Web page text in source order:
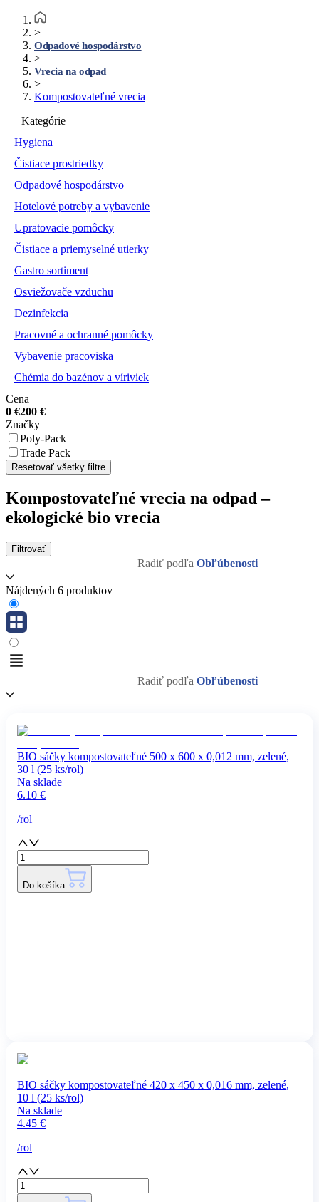
>
Odpadové hospodárstvo
>
Vrecia na odpad
>
Kompostovateľné vrecia
Kategórie
Hygiena
Čistiace prostriedky
Odpadové hospodárstvo
Hotelové potreby a vybavenie
Upratovacie pomôcky
Čistiace a priemyselné utierky
Gastro sortiment
Osviežovače vzduchu
Dezinfekcia
Pracovné a ochranné pomôcky
Vybavenie pracoviska
Chémia do bazénov a víriviek
Cena
0 €200 €
Značky
Poly-Pack
Trade Pack
Resetovať všetky filtre
Kompostovateľné vrecia na odpad –
ekologické bio vrecia
Filtrovať
Radiť podľa Obľúbenosti
Nájdených 6 produktov
Radiť podľa Obľúbenosti
BIO sáčky kompostovateľné 500 x 600 x 0,012 mm, zelené,
30 l (25 ks/rol)
Na sklade
6.10 €
/rol
Do košíka
BIO sáčky kompostovateľné 420 x 450 x 0,016 mm, zelené,
10 l (25 ks/rol)
Na sklade
4.45 €
/rol